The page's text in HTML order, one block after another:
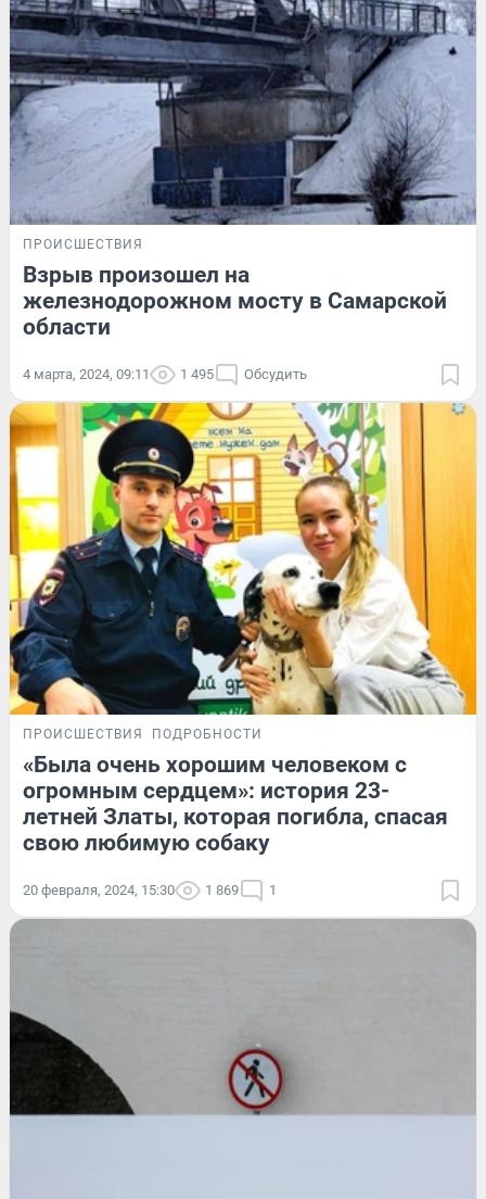
ПРОИСШЕСТВИЯ
Взрыв произошел на
железнодорожном мосту в Самарской
области
4 марта, 2024, 09:11 1 495 Обсудить
ПРОИСШЕСТВИЯ ПОДРОБНОСТИ
«Была очень хорошим человеком с
огромным сердцем»: история 23-
летней Златы, которая погибла, спасая
свою любимую собаку
20 февраля, 2024, 15:30 1 869 1